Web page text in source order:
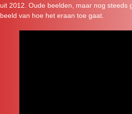
uit 2012. Oude beelden, maar nog steeds
beeld van hoe het eraan toe gaat.